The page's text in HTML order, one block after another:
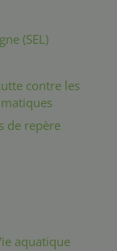
(SEL)
contre les
de repère
aquatique